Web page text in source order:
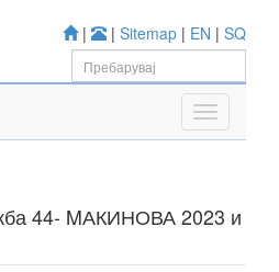
| | Sitemap | EN | SQ
44- MАКИНОВА 2023 и